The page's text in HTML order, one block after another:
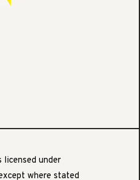
licensed under
where stated